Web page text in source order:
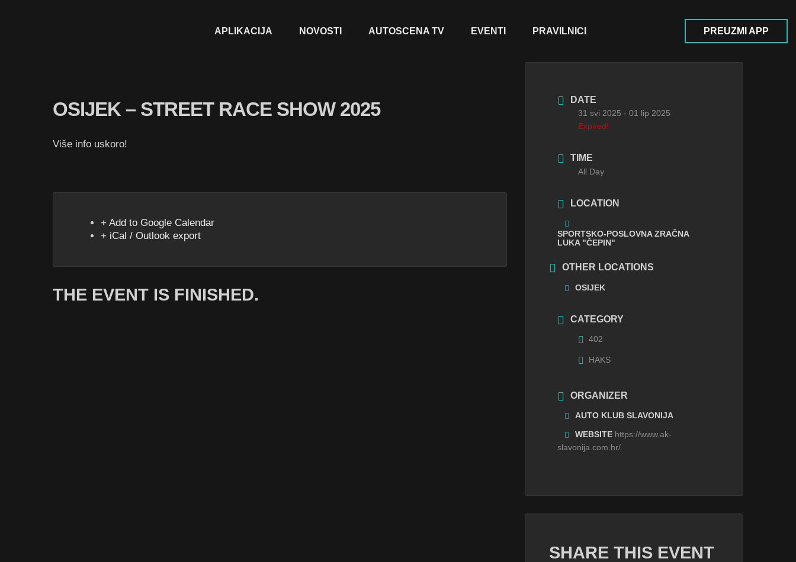
APLIKACIJA NOVOSTI AUTOSCENA TV EVENTI PRAVILNICI PREUZMI APP
OSIJEK – STREET RACE SHOW 2025
Više info uskoro!
+ Add to Google Calendar
+ iCal / Outlook export
THE EVENT IS FINISHED.
DATE
31 svi 2025 - 01 lip 2025
Expired!
TIME
All Day
LOCATION
SPORTSKO-POSLOVNA ZRAČNA
LUKA "ČEPIN"
OTHER LOCATIONS
OSIJEK
CATEGORY
402
HAKS
ORGANIZER
AUTO KLUB SLAVONIJA
WEBSITE https://www.ak-
slavonija.com.hr/
SHARE THIS EVENT